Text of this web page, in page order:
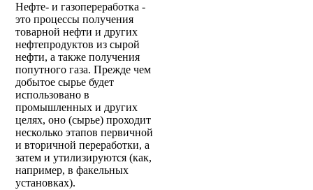
Нефте- и газопереработка -
это процессы получения
товарной нефти и других
нефтепродуктов из сырой
нефти, а также получения
попутного газа. Прежде чем
добытое сырье будет
использовано в
промышленных и других
целях, оно (сырье) проходит
несколько этапов первичной
и вторичной переработки, а
затем и утилизируются (как,
например, в факельных
установках).